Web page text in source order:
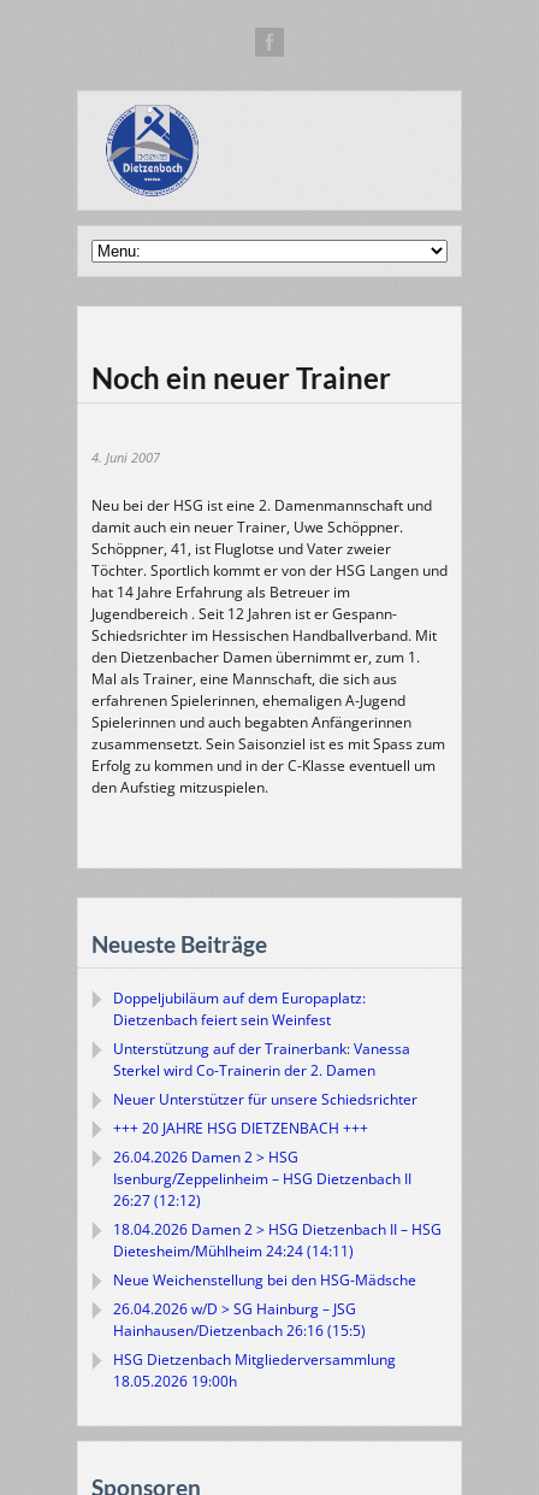
Noch ein neuer Trainer
4. Juni 2007
Neu bei der HSG ist eine 2. Damenmannschaft und
damit auch ein neuer Trainer, Uwe Schöppner.
Schöppner, 41, ist Fluglotse und Vater zweier
Töchter. Sportlich kommt er von der HSG Langen und
hat 14 Jahre Erfahrung als Betreuer im
Jugendbereich . Seit 12 Jahren ist er Gespann-
Schiedsrichter im Hessischen Handballverband. Mit
den Dietzenbacher Damen übernimmt er, zum 1.
Mal als Trainer, eine Mannschaft, die sich aus
erfahrenen Spielerinnen, ehemaligen A-Jugend
Spielerinnen und auch begabten Anfängerinnen
zusammensetzt. Sein Saisonziel ist es mit Spass zum
Erfolg zu kommen und in der C-Klasse eventuell um
den Aufstieg mitzuspielen.
Neueste Beiträge
Doppeljubiläum auf dem Europaplatz:
Dietzenbach feiert sein Weinfest
Unterstützung auf der Trainerbank: Vanessa
Sterkel wird Co-Trainerin der 2. Damen
Neuer Unterstützer für unsere Schiedsrichter
+++ 20 JAHRE HSG DIETZENBACH +++
26.04.2026 Damen 2 > HSG
Isenburg/Zeppelinheim – HSG Dietzenbach II
26:27 (12:12)
18.04.2026 Damen 2 > HSG Dietzenbach II – HSG
Dietesheim/Mühlheim 24:24 (14:11)
Neue Weichenstellung bei den HSG-Mädsche
26.04.2026 w/D > SG Hainburg – JSG
Hainhausen/Dietzenbach 26:16 (15:5)
HSG Dietzenbach Mitgliederversammlung
18.05.2026 19:00h
Sponsoren